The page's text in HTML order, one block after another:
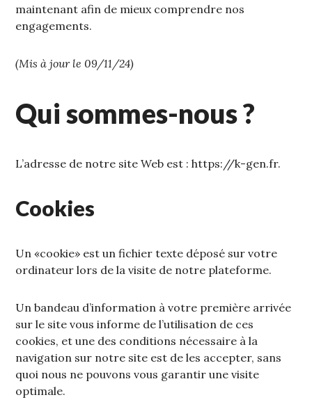
maintenant afin de mieux comprendre nos
engagements.
(Mis à jour le 09/11/24)
Qui sommes-nous ?
L’adresse de notre site Web est : https://k-gen.fr.
Cookies
Un «cookie» est un fichier texte déposé sur votre
ordinateur lors de la visite de notre plateforme.
Un bandeau d’information à votre première arrivée
sur le site vous informe de l’utilisation de ces
cookies, et une des conditions nécessaire à la
navigation sur notre site est de les accepter, sans
quoi nous ne pouvons vous garantir une visite
optimale.